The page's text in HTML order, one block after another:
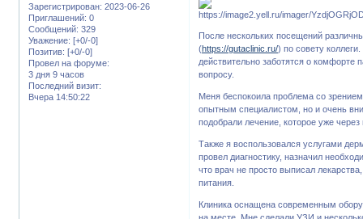
Зарегистрирован: 2023-06-26
Приглашений: 0
Сообщений: 329
Уважение: [+0/-0]
Позитив: [+0/-0]
Провел на форуме:
3 дня 9 часов
Последний визит:
Вчера 14:50:22
После нескольких посещений
(https://gutaclinic.ru/) по совету
действительно заботятся о комфорте
вопросу.
Меня беспокоила проблема со
опытным специалистом, но и очень
подобрали лечение, которое уже
Также я воспользовался услугами
провел диагностику, назначил
что врач не просто выписал
питания.
Клиника оснащена современным